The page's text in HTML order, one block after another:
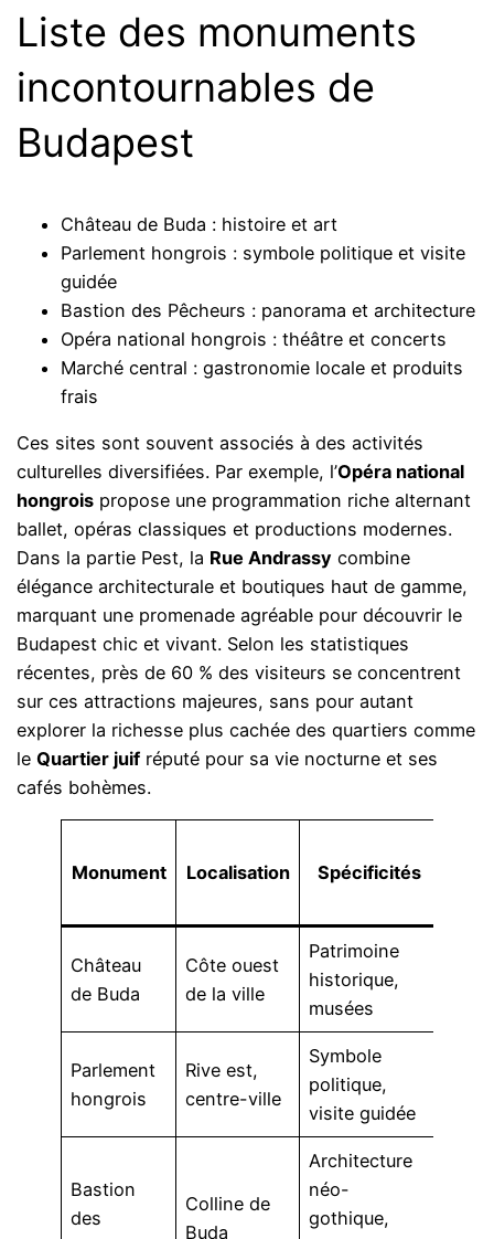
Liste des monuments
incontournables de
Budapest
Château de Buda : histoire et art
Parlement hongrois : symbole politique et visite
guidée
Bastion des Pêcheurs : panorama et architecture
Opéra national hongrois : théâtre et concerts
Marché central : gastronomie locale et produits
frais
Ces sites sont souvent associés à des activités
culturelles diversifiées. Par exemple, l’Opéra national
hongrois propose une programmation riche alternant
ballet, opéras classiques et productions modernes.
Dans la partie Pest, la Rue Andrassy combine
élégance architecturale et boutiques haut de gamme,
marquant une promenade agréable pour découvrir le
Budapest chic et vivant. Selon les statistiques
récentes, près de 60 % des visiteurs se concentrent
sur ces attractions majeures, sans pour autant
explorer la richesse plus cachée des quartiers comme
leQuartier juif réputé pour sa vie nocturne et ses
cafés bohèmes.
Monument Localisation Spécificités
Château
de Buda
Côte ouest
de la ville
Patrimoine
historique,
musées
Parlement
hongrois
Rive est,
centre-ville
Symbole
politique,
visite guidée
Bastion
des
Colline de
Buda
Architecture
néo-
gothique,